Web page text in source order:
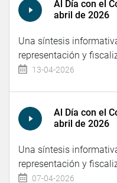
Al Día con el
abril de 2026
Una síntesis
representación y
13-04-2026
Al Día con el
abril de 2026
Una síntesis
representación y
07-04-2026